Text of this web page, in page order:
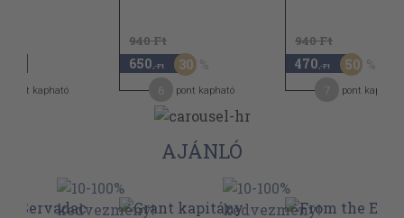
pont kapható
940 Ft
650 ,-Ft 30
pont kapható
940 Ft
470 ,-Ft 50
pont kapható
AJÁNLÓ